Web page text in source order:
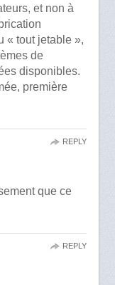
et non à
« tout jetable »,
de
disponibles.
première
que ce
REPLY
REPLY